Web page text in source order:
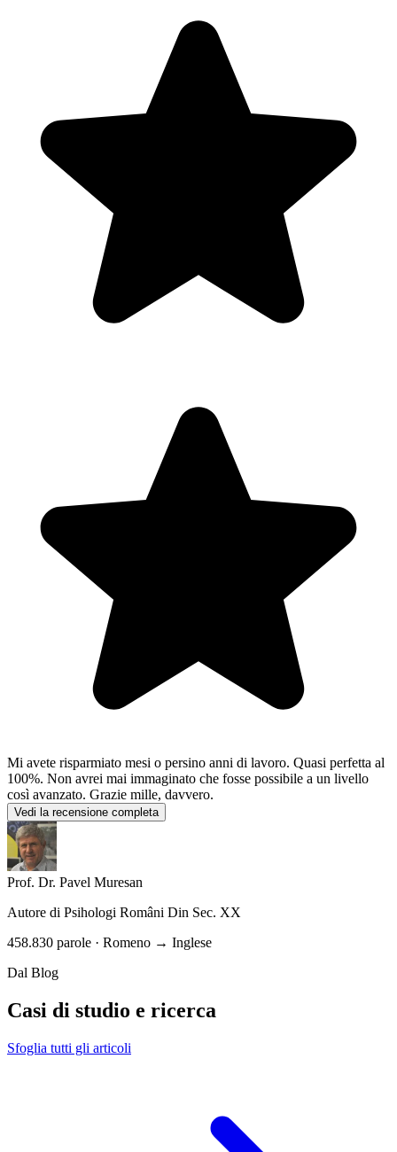
Mi avete risparmiato mesi o persino anni di lavoro. Quasi perfetta al
100%. Non avrei mai immaginato che fosse possibile a un livello
così avanzato. Grazie mille, davvero.
Vedi la recensione completa
Prof. Dr. Pavel Muresan
Autore di Psihologi Români Din Sec. XX
458.830 parole · Romeno → Inglese
Dal Blog
Casi di studio e ricerca
Sfoglia tutti gli articoli